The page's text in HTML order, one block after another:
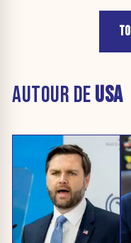
AUTOUR DEUSA